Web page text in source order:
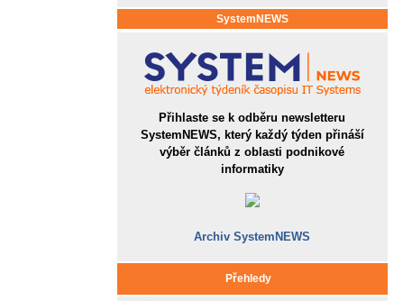
SystemNEWS
Přihlaste se k odběru newsletteru
SystemNEWS, který každý týden přináší
výběr článků z oblasti podnikové
informatiky
Archiv SystemNEWS
Přehledy